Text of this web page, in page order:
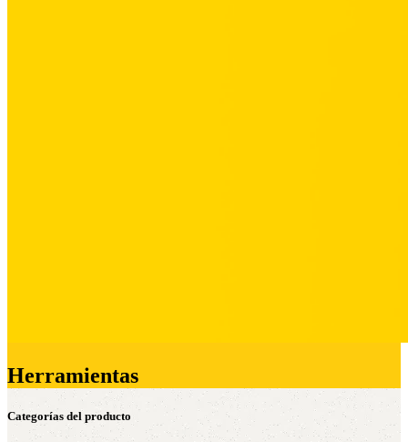
Herramientas
Categorías del producto